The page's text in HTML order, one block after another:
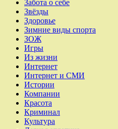
Забота о себе
Звёзды
Здоровье
Зимние виды спорта
ЗОЖ
Игры
Из жизни
Интернет
Интернет и СМИ
Истории
Компании
Красота
Криминал
Культура